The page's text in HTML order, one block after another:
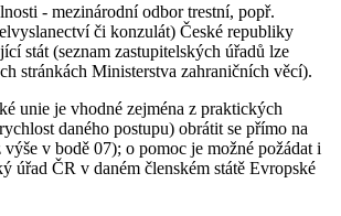
- mezinárodní odbor trestní, popř.
či konzulát) České republiky
stát (seznam zastupitelských úřadů lze
stránkách Ministerstva zahraničních věcí).
unie je vhodné zejména z praktických
daného postupu) obrátit se přímo na
v bodě 07); o pomoc je možné požádat i
úřad ČR v daném členském státě Evropské